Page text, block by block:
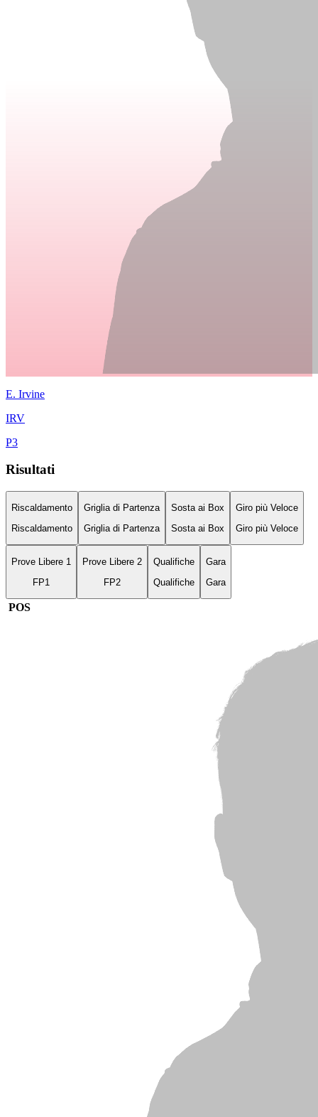
E. Irvine
IRV
P3
Risultati
Riscaldamento
Riscaldamento
Griglia di Partenza
Griglia di Partenza
Sosta ai Box
Sosta ai Box
Giro più Veloce
Giro più Veloce
Prove Libere 1
FP1
Prove Libere 2
FP2
Qualifiche
Qualifiche
Gara
Gara
POS